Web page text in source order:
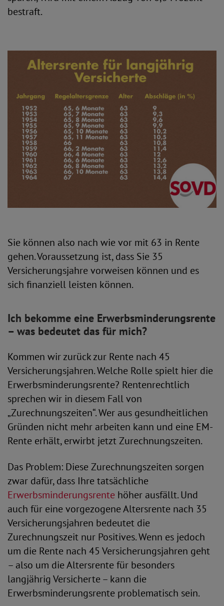
bestraft.
Sie können also nach wie vor mit 63 in Rente
gehen. Voraussetzung ist, dass Sie 35
Versicherungsjahre vorweisen können und es
sich finanziell leisten können.
Ich bekomme eine Erwerbsminderungsrente
– was bedeutet das für mich?
Kommen wir zurück zur Rente nach 45
Versicherungsjahren. Welche Rolle spielt hier die
Erwerbsminderungsrente? Rentenrechtlich
sprechen wir in diesem Fall von
„Zurechnungszeiten“. Wer aus gesundheitlichen
Gründen nicht mehr arbeiten kann und eine EM-
Rente erhält, erwirbt jetzt Zurechnungszeiten.
Das Problem: Diese Zurechnungszeiten sorgen
zwar dafür, dass Ihre tatsächliche
Erwerbsminderungsrente höher ausfällt. Und
auch für eine vorgezogene Altersrente nach 35
Versicherungsjahren bedeutet die
Zurechnungszeit nur Positives. Wenn es jedoch
um die Rente nach 45 Versicherungsjahren geht
– also um die Altersrente für besonders
langjährig Versicherte – kann die
Erwerbsminderungsrente problematisch sein.